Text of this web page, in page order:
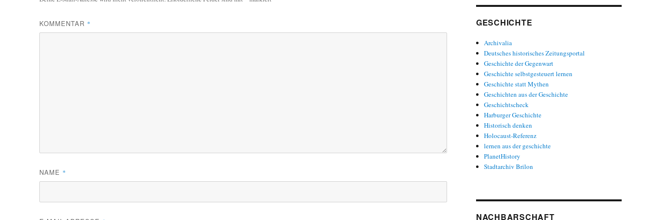
KOMMENTAR *
NAME *
GESCHICHTE
Archivalia
Deutsches historisches Zeitungsportal
Geschichte der Gegenwart
Geschichte selbstgesteuert lernen
Geschichte statt Mythen
Geschichten aus der Geschichte
Geschichtscheck
Harburger Geschichte
Historisch denken
Holocaust-Referenz
lernen aus der geschichte
PlanetHistory
Stadtarchiv Brilon
NACHBARSCHAFT